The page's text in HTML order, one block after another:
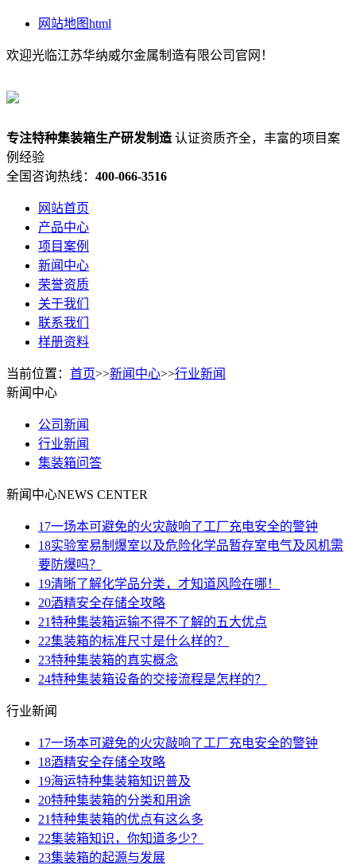
网站地图html
欢迎光临江苏华纳威尔金属制造有限公司官网！
专注特种集装箱生产研发制造 认证资质齐全，丰富的项目案
例经验
全国咨询热线： 400-066-3516
网站首页
产品中心
项目案例
新闻中心
荣誉资质
关于我们
联系我们
样册资料
当前位置： 首页>>新闻中心>>行业新闻
新闻中心
公司新闻
行业新闻
集装箱问答
新闻中心NEWS CENTER
17一场本可避免的火灾敲响了工厂充电安全的警钟
18实验室易制爆室以及危险化学品暂存室电气及风机需
要防爆吗？
19清晰了解化学品分类，才知道风险在哪！
20酒精安全存储全攻略
21特种集装箱运输不得不了解的五大优点
22集装箱的标准尺寸是什么样的？
23特种集装箱的真实概念
24特种集装箱设备的交接流程是怎样的？
行业新闻
17一场本可避免的火灾敲响了工厂充电安全的警钟
18酒精安全存储全攻略
19海运特种集装箱知识普及
20特种集装箱的分类和用途
21特种集装箱的优点有这么多
22集装箱知识，你知道多少？
23集装箱的起源与发展